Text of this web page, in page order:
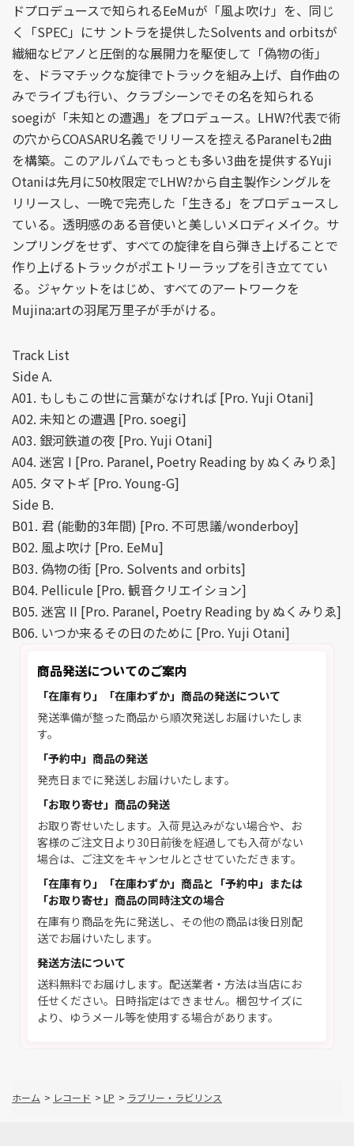
ドプロデュースで知られるEeMuが「風よ吹け」を、同じ
く「SPEC」にサ ントラを提供したSolvents and orbitsが
繊細なピアノと圧倒的な展開力を駆使して「偽物の街」
を、ドラマチックな旋律でトラックを組み上げ、自作曲の
みでライブも行い、クラブシーンでその名を知られる
soegiが「未知との遭遇」をプロデュース。LHW?代表で術
の穴からCOASARU名義でリリースを控えるParanelも2曲
を構築。このアルバムでもっとも多い3曲を提供するYuji
Otaniは先月に50枚限定でLHW?から自主製作シングルを
リリースし、一晩で完売した「生きる」をプロデュースし
ている。透明感のある音使いと美しいメロディメイク。サ
ンプリングをせず、すべての旋律を自ら弾き上げることで
作り上げるトラックがポエトリーラップを引き立ててい
る。ジャケットをはじめ、すべてのアートワークを
Mujina:artの羽尾万里子が手がける。
Track List
Side A.
A01. もしもこの世に言葉がなければ [Pro. Yuji Otani]
A02. 未知との遭遇 [Pro. soegi]
A03. 銀河鉄道の夜 [Pro. Yuji Otani]
A04. 迷宮 I [Pro. Paranel, Poetry Reading by ぬくみりゑ]
A05. タマトギ [Pro. Young-G]
Side B.
B01. 君 (能動的3年間) [Pro. 不可思議/wonderboy]
B02. 風よ吹け [Pro. EeMu]
B03. 偽物の街 [Pro. Solvents and orbits]
B04. Pellicule [Pro. 観音クリエイション]
B05. 迷宮 II [Pro. Paranel, Poetry Reading by ぬくみりゑ]
B06. いつか来るその日のために [Pro. Yuji Otani]
商品発送についてのご案内
「在庫有り」「在庫わずか」商品の発送について
発送準備が整った商品から順次発送しお届けいたしま
す。
「予約中」商品の発送
発売日までに発送しお届けいたします。
「お取り寄せ」商品の発送
お取り寄せいたします。入荷見込みがない場合や、お
客様のご注文日より30日前後を経過しても入荷がない
場合は、ご注文をキャンセルとさせていただきます。
「在庫有り」「在庫わずか」商品と「予約中」または
「お取り寄せ」商品の同時注文の場合
在庫有り商品を先に発送し、その他の商品は後日別配
送でお届けいたします。
発送方法について
送料無料でお届けします。配送業者・方法は当店にお
任せください。日時指定はできません。梱包サイズに
より、ゆうメール等を使用する場合があります。
ホーム > レコード > LP > ラブリー・ラビリンス